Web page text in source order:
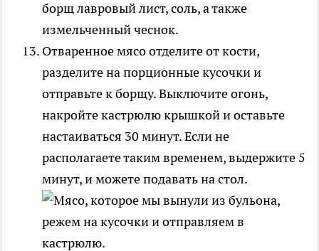
Отваренное мясо отделите от кости,
разделите на порционные кусочки и
отправьте к борщу. Выключите огонь,
накройте кастрюлю крышкой и оставьте
настаиваться 30 минут. Если не
располагаете таким временем, выдержите 5
минут, и можете подавать на стол.